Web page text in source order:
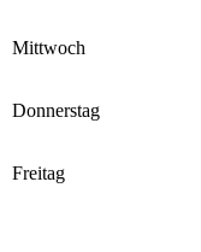
Mittwoch
Donnerstag
Freitag